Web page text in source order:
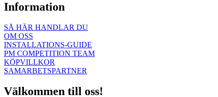
Information
SÅ HÄR HANDLAR DU
OM OSS
INSTALLATIONS-GUIDE
PM COMPETITION TEAM
KÖPVILLKOR
SAMARBETSPARTNER
Välkommen till oss!